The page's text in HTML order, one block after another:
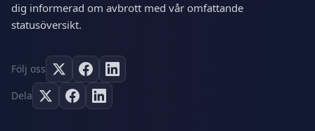
dig informerad om avbrott med vår omfattande
statusöversikt.
Följ oss
Dela